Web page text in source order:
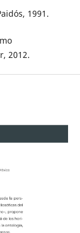
1991.
2012.